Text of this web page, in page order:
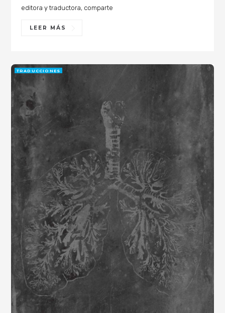
editora y traductora, comparte
LEER MÁS
TRADUCCIONES